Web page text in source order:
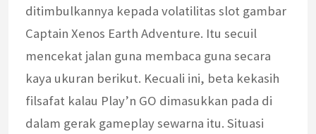
ditimbulkannya kepada volatilitas slot gambar
Captain Xenos Earth Adventure. Itu secuil
mencekat jalan guna membaca guna secara
kaya ukuran berikut. Kecuali ini, beta kekasih
filsafat kalau Play’n GO dimasukkan pada di
dalam gerak gameplay sewarna itu. Situasi